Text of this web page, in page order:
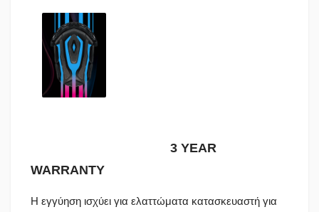
3 YEAR
WARRANTY
Η εγγύηση ισχύει για ελαττώματα κατασκευαστή για